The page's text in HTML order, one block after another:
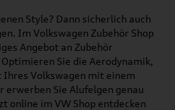
Style? Dann sicherlich auch
Im Volkswagen Zubehör Shop
Angebot an Zubehör
Sie die Aerodynamik,
Ihres Volkswagen mit einem
erwerben Sie Alufelgen genau
online im VW Shop entdecken